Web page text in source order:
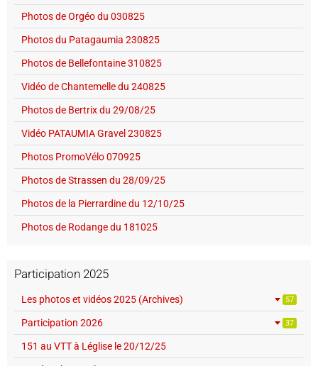
Photos de Orgéo du 030825
Photos du Patagaumia 230825
Photos de Bellefontaine 310825
Vidéo de Chantemelle du 240825
Photos de Bertrix du 29/08/25
Vidéo PATAUMIA Gravel 230825
Photos PromoVélo 070925
Photos de Strassen du 28/09/25
Photos de la Pierrardine du 12/10/25
Photos de Rodange du 181025
Participation 2025
Les photos et vidéos 2025 (Archives) 57
Participation 2026 37
151 au VTT à Léglise le 20/12/25